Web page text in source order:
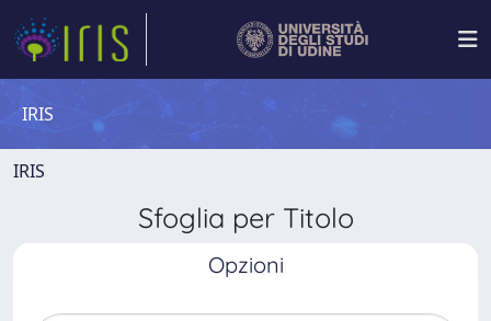
IRIS
IRIS
Sfoglia per Titolo
Opzioni